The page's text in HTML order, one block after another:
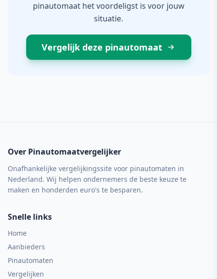
pinautomaat het voordeligst is voor jouw
situatie.
Vergelijk deze pinautomaat
Over Pinautomaatvergelijker
Onafhankelijke vergelijkingssite voor pinautomaten in
Nederland. Wij helpen ondernemers de beste keuze te
maken en honderden euro's te besparen.
Snelle links
Home
Aanbieders
Pinautomaten
Vergelijken